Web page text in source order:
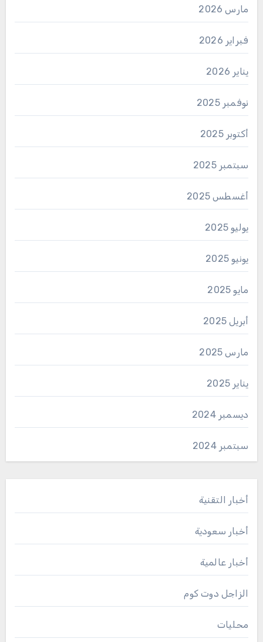
مارس 2026
فبراير 2026
يناير 2026
نوفمبر 2025
أكتوبر 2025
سبتمبر 2025
أغسطس 2025
يوليو 2025
يونيو 2025
مايو 2025
أبريل 2025
مارس 2025
يناير 2025
ديسمبر 2024
سبتمبر 2024
أخبار التقنية
أخبار سعودية
أخبار عالمية
الزاجل دوت كوم
محليات